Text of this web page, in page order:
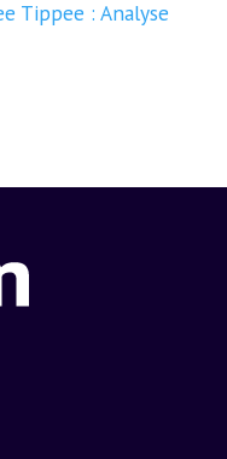
Tippee : Analyse